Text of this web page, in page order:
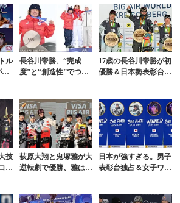
ル
表
長谷川帝勝、“完成
度”と“創造性”でつか
た男子スロープス...
17歳の長谷川帝勝が初
優勝＆日本勢表彰台独
技
ー
荻原大翔と鬼塚雅が大
逆転劇で優勝、雅はク
終戦レポート
日本が強すぎる。男子
表彰台独占＆女子ワン